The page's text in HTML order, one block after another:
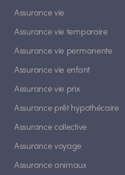
Assurance vie
Assurance vie temporaire
Assurance vie permanente
Assurance vie enfant
Assurance vie prix
Assurance prêt hypothécaire
Assurance collective
Assurance voyage
Assurance animaux